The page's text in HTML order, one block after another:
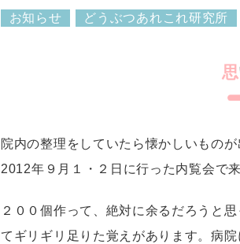
お知らせ どうぶつあれこれ研究所
院内の整理をしていたら懐かしいものが
2012年９月１・２日に行った内覧会で
２００個作って、絶対に余るだろうと
てギリギリ足りた覚えがあります。病